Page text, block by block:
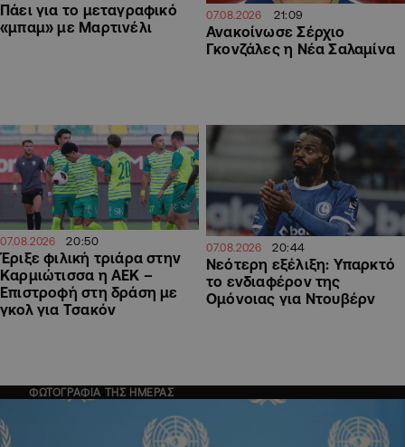
Πάει για το μεταγραφικό
«μπαμ» με Μαρτινέλι
07.08.2026 21:09
Ανακοίνωσε Σέρχιο
Γκονζάλες η Νέα Σαλαμίνα
07.08.2026 20:50
Έριξε φιλική τριάρα στην
Καρμιώτισσα η ΑΕΚ –
Επιστροφή στη δράση με
γκολ για Τσακόν
07.08.2026 20:44
Νεότερη εξέλιξη: Υπαρκτό
το ενδιαφέρον της
Ομόνοιας για Ντουβέρν
ΦΩΤΟΓΡΑΦΙΑ ΤΗΣ ΗΜΕΡΑΣ